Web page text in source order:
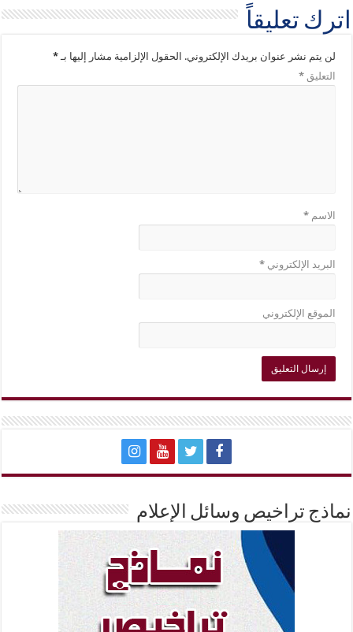
اترك تعليقاً
لن يتم نشر عنوان بريدك الإلكتروني. الحقول الإلزامية مشار إليها بـ*
التعليق*
الاسم*
البريد الإلكتروني*
الموقع الإلكتروني
نماذج تراخيص وسائل الإعلام